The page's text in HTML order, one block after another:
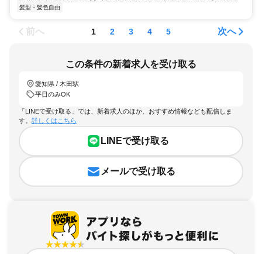
髪型・髪色自由
前へ 1 2 3 4 5 次へ
この条件の新着求人を受け取る
愛知県 / 木田駅
平日のみOK
「LINEで受け取る」では、新着求人のほか、おすすめ情報なども配信しま
す。 詳しくはこちら
LINEで受け取る
メールで受け取る